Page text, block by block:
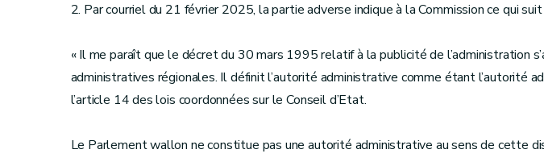
2. Par courriel du 21 février 2025, la partie adverse indique à la Commission ce qui suit
« Il me paraît que le décret du 30 mars 1995 relatif à la publicité de l’administration
administratives régionales. Il définit l’autorité administrative comme étant l’autorité
l’article 14 des lois coordonnées sur le Conseil d’Etat.
Le Parlement wallon ne constitue pas une autorité administrative au sens de cette